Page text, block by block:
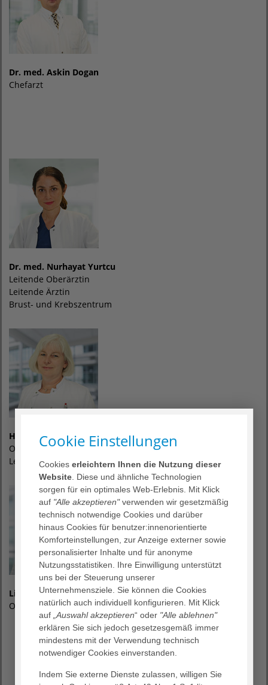
Dr. med. Askin Dogan
Chefarzt
Dr. med. Nurhayat Yurtcu
Leitende Oberärztin
Leitende Ärztin
Brust- und Krebszentrum
Hiltrud Nevoigt
Oberärztin
Leitung Perinatalzentrum Level I
Liudmyla Snopok
Oberärztin
Cookie Einstellungen
Cookieserleichtern Ihnen die Nutzung dieser
Website . Diese und ähnliche Technologien
sorgen für ein optimales Web-Erlebnis. Mit Klick
auf "Alle akzeptieren"verwenden wir gesetzmäßig
technisch notwendige Cookies und darüber
hinaus Cookies für benutzer:innenorientierte
Komforteinstellungen, zur Anzeige externer sowie
personalisierter Inhalte und für anonyme
Nutzungsstatistiken. Ihre Einwilligung unterstützt
uns bei der Steuerung unserer
Unternehmensziele. Sie können die Cookies
natürlich auch individuell konfigurieren. Mit Klick
auf „Auswahl akzeptieren“ oder "Alle ablehnen"
erklären Sie sich jedoch gesetzesgemäß immer
mindestens mit der Verwendung technisch
notwendiger Cookies einverstanden.
Indem Sie externe Dienste zulassen, willigen Sie